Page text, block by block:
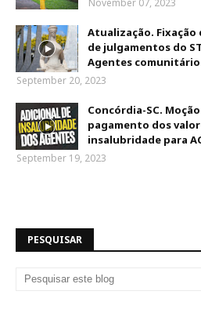
November 07, 2023
Atualização.
de julgamentos do
Agentes
September 20, 2023
Concórdia-SC.
pagamento dos
insalubridade para
September 19, 2023
PESQUISAR